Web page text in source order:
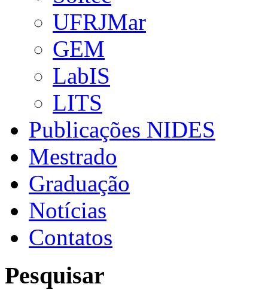
UFRJMar
GEM
LabIS
LITS
Publicações NIDES
Mestrado
Graduação
Notícias
Contatos
Pesquisar